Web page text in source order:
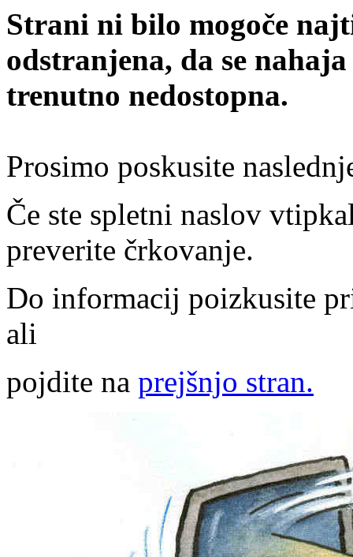
Strani ni bilo mogoče
odstranjena, da se
trenutno nedostopna.
Prosimo poskusite
Če ste spletni naslov
preverite črkovanje.
Do informacij poizkusite
ali
pojdite na prejšnjo stran.